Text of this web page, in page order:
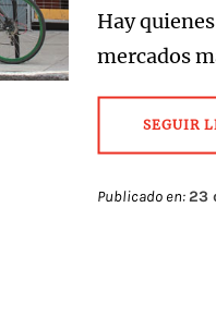
Hay
mercados
SEGUIR
Publicado en:23